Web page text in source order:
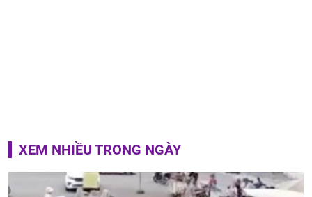
XEM NHIỀU TRONG NGÀY